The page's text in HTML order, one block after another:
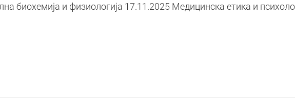
биохемија и физиологија 17.11.2025 Медицинска етика и